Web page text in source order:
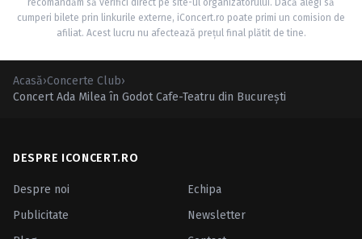
recomandăm să verifici direct pe site-ul organizatorului. Dacă alegi să
cumperi bilete prin linkurile externe, iConcert.ro poate primi un comision de
afiliat. Acest lucru nu afectează prețul final plătit de tine.
Acasă›Concerte Club›
Concert Ada Milea în Godot Cafe-Teatru din Bucureşti
DESPRE ICONCERT.RO
Despre noi
Echipa
Publicitate
Newsletter